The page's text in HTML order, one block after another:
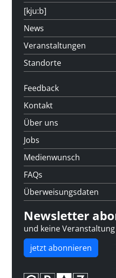
[kju:b]
News
Veranstaltungen
Standorte
Feedback
Kontakt
Über uns
Jobs
Medienwunsch
FAQs
Überweisungsdaten
Newsletter
und keine
jetzt abonnieren